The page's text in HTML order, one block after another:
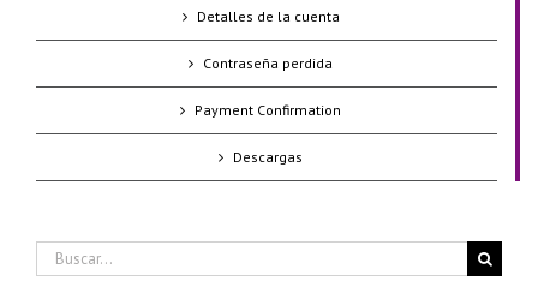
Detalles de la cuenta
Contraseña perdida
Payment Confirmation
Descargas
Buscar: